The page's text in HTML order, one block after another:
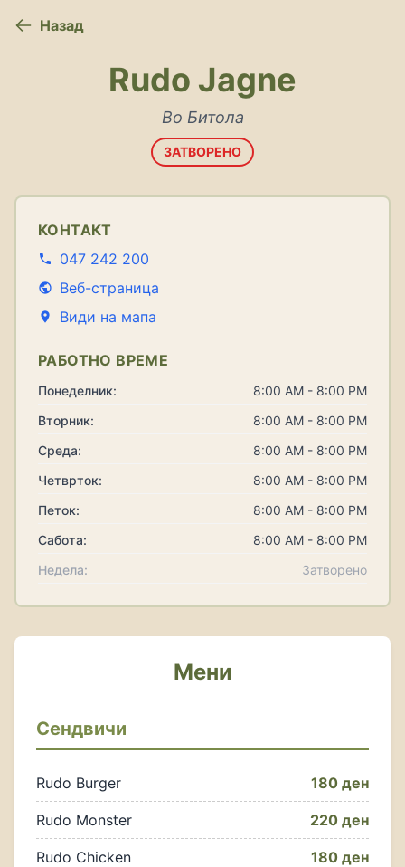
Назад
Rudo Jagne
Во Битола
ЗАТВОРЕНО
КОНТАКТ
047 242 200
Веб-страница
Види на мапа
РАБОТНО ВРЕМЕ
Понеделник:
8:00 AM - 8:00 PM
Вторник:
8:00 AM - 8:00 PM
Среда:
8:00 AM - 8:00 PM
Четврток:
8:00 AM - 8:00 PM
Петок:
8:00 AM - 8:00 PM
Сабота:
8:00 AM - 8:00 PM
Недела:
Затворено
Мени
Сендвичи
Rudo Burger 180 ден
Rudo Monster 220 ден
Rudo Chicken 180 ден